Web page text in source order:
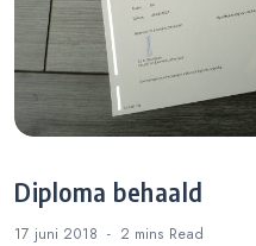
Diploma behaald
17 juni 2018 2 mins Read